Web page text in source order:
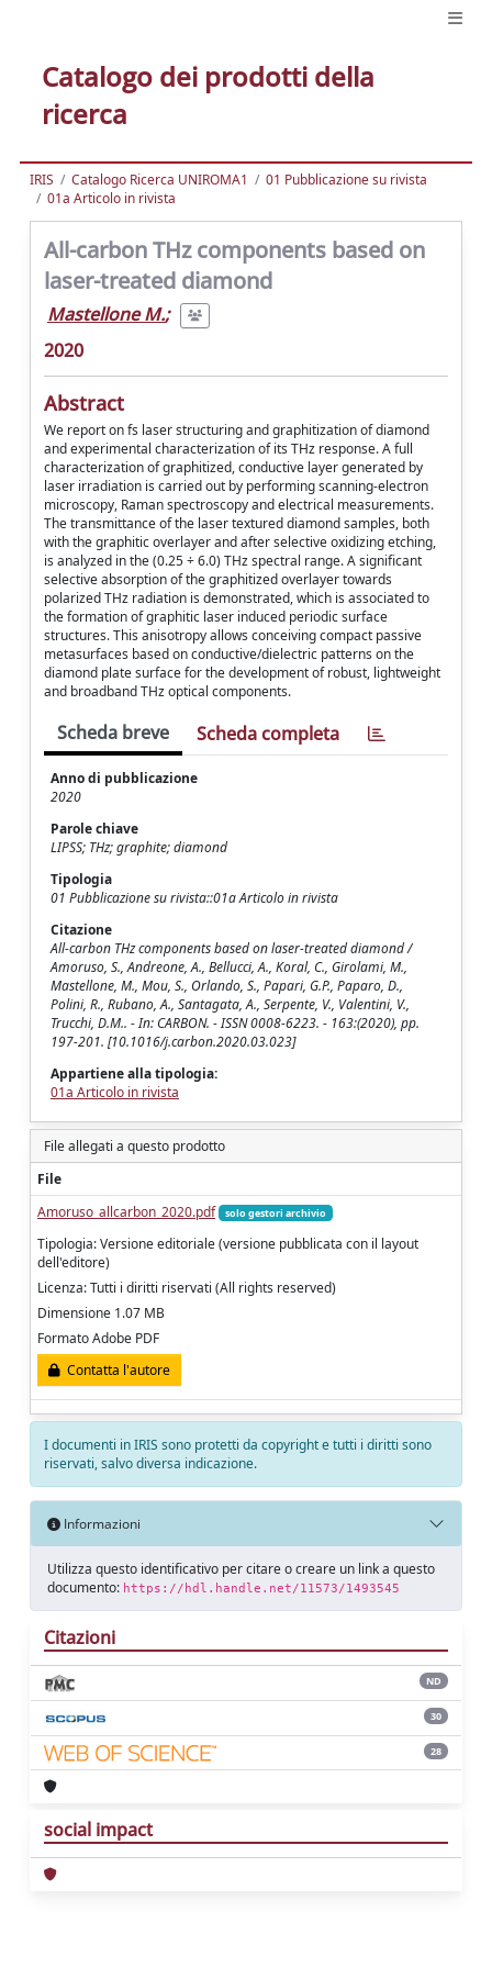
Catalogo dei prodotti della
ricerca
IRIS Catalogo Ricerca UNIROMA1
01 Pubblicazione su rivista
01a Articolo in rivista
All-carbon THz components based on
laser-treated diamond
Mastellone M.;
2020
Abstract
We report on fs laser structuring and graphitization of diamond
and experimental characterization of its THz response. A full
characterization of graphitized, conductive layer generated by
laser irradiation is carried out by performing scanning-electron
microscopy, Raman spectroscopy and electrical measurements.
The transmittance of the laser textured diamond samples, both
with the graphitic overlayer and after selective oxidizing etching,
is analyzed in the (0.25 ÷ 6.0) THz spectral range. A significant
selective absorption of the graphitized overlayer towards
polarized THz radiation is demonstrated, which is associated to
the formation of graphitic laser induced periodic surface
structures. This anisotropy allows conceiving compact passive
metasurfaces based on conductive/dielectric patterns on the
diamond plate surface for the development of robust, lightweight
and broadband THz optical components.
Scheda breve Scheda completa
Anno di pubblicazione
2020
Parole chiave
LIPSS; THz; graphite; diamond
Tipologia
01 Pubblicazione su rivista::01a Articolo in rivista
Citazione
All-carbon THz components based on laser-treated diamond /
Amoruso, S., Andreone, A., Bellucci, A., Koral, C., Girolami, M.,
Mastellone, M., Mou, S., Orlando, S., Papari, G.P., Paparo, D.,
Polini, R., Rubano, A., Santagata, A., Serpente, V., Valentini, V.,
Trucchi, D.M.. - In: CARBON. - ISSN 0008-6223. - 163:(2020), pp.
197-201. [10.1016/j.carbon.2020.03.023]
Appartiene alla tipologia:
01a Articolo in rivista
File allegati a questo prodotto
File
Amoruso_allcarbon_2020.pdf
solo gestori archivio
Tipologia: Versione editoriale (versione pubblicata con il layout
dell'editore)
Licenza: Tutti i diritti riservati (All rights reserved)
Dimensione 1.07 MB
Formato Adobe PDF
Contatta l'autore
I documenti in IRIS sono protetti da copyright e tutti i diritti sono
riservati, salvo diversa indicazione.
Informazioni
Utilizza questo identificativo per citare o creare un link a questo
documento: https://hdl.handle.net/11573/1493545
Citazioni
ND
30
28
social impact